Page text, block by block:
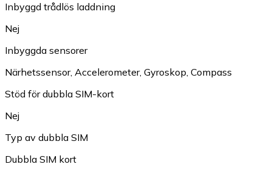
Inbyggd trådlös laddning
Nej
Inbyggda sensorer
Närhetssensor, Accelerometer, Gyroskop, Compass
Stöd för dubbla SIM-kort
Nej
Typ av dubbla SIM
Dubbla SIM kort